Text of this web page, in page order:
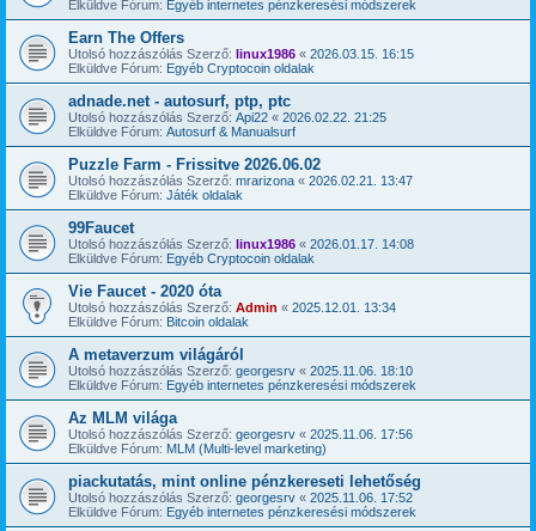
Elküldve Fórum: Egyéb internetes pénzkeresési módszerek
Earn The Offers
Utolsó hozzászólás Szerző: linux1986 « 2026.03.15. 16:15
Elküldve Fórum: Egyéb Cryptocoin oldalak
adnade.net - autosurf, ptp, ptc
Utolsó hozzászólás Szerző: Api22 « 2026.02.22. 21:25
Elküldve Fórum: Autosurf & Manualsurf
Puzzle Farm - Frissitve 2026.06.02
Utolsó hozzászólás Szerző: mrarizona « 2026.02.21. 13:47
Elküldve Fórum: Játék oldalak
99Faucet
Utolsó hozzászólás Szerző: linux1986 « 2026.01.17. 14:08
Elküldve Fórum: Egyéb Cryptocoin oldalak
Vie Faucet - 2020 óta
Utolsó hozzászólás Szerző: Admin « 2025.12.01. 13:34
Elküldve Fórum: Bitcoin oldalak
A metaverzum világáról
Utolsó hozzászólás Szerző: georgesrv « 2025.11.06. 18:10
Elküldve Fórum: Egyéb internetes pénzkeresési módszerek
Az MLM világa
Utolsó hozzászólás Szerző: georgesrv « 2025.11.06. 17:56
Elküldve Fórum: MLM (Multi-level marketing)
piackutatás, mint online pénzkereseti lehetőség
Utolsó hozzászólás Szerző: georgesrv « 2025.11.06. 17:52
Elküldve Fórum: Egyéb internetes pénzkeresési módszerek